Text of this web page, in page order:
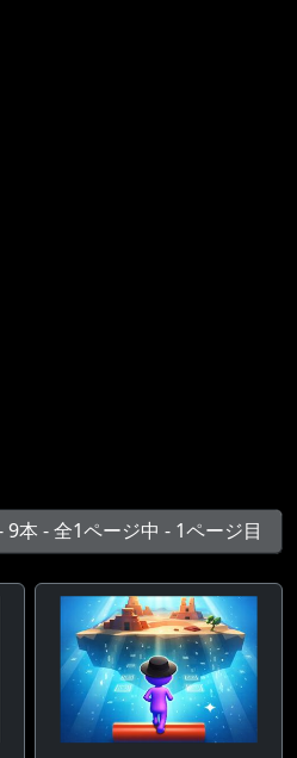
本 - 全1ページ中 - 1ページ目